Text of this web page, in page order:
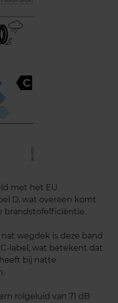
C
met het EU
D, wat overeen komt
brandstofefficiëntie.
wegdek is deze band
label, wat betekent dat
bij natte
rolgeluid van 71 dB